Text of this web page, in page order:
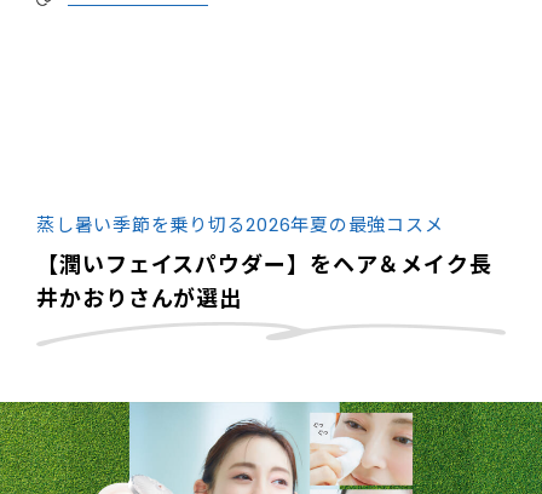
蒸し暑い季節を乗り切る2026年夏の最強コスメ
【潤いフェイスパウダー】をヘア＆メイク長
井かおりさんが選出